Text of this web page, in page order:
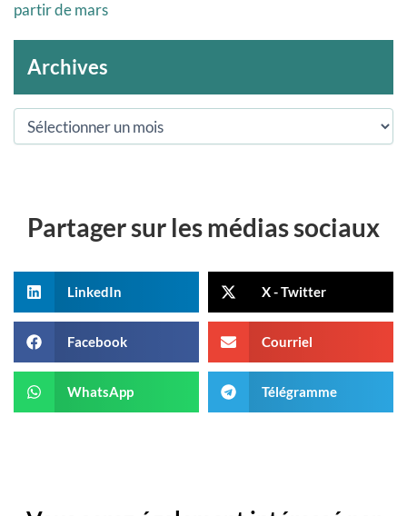
partir de mars
Archives
Partager sur les médias sociaux
LinkedIn X - Twitter
Facebook Courriel
WhatsApp Télégramme